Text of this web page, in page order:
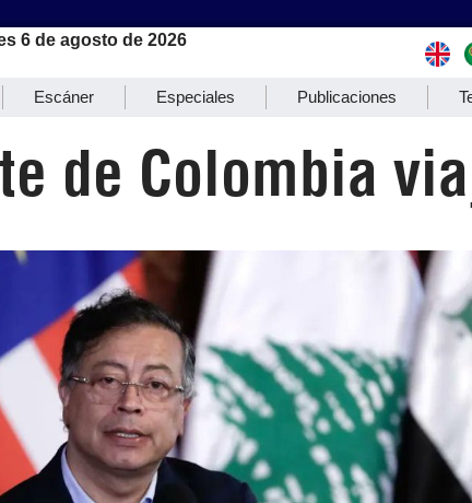
6 de agosto de 2026
Escáner Especiales Publicaciones
de Colombia